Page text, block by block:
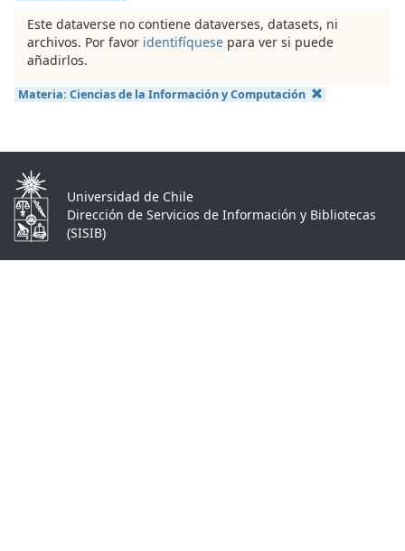
Este dataverse no contiene dataverses, datasets, ni
archivos. Por favor identifíquese para ver si puede
añadirlos.
Materia: Ciencias de la Información y Computación
Universidad de Chile
Dirección de Servicios de Información y Bibliotecas
(SISIB)